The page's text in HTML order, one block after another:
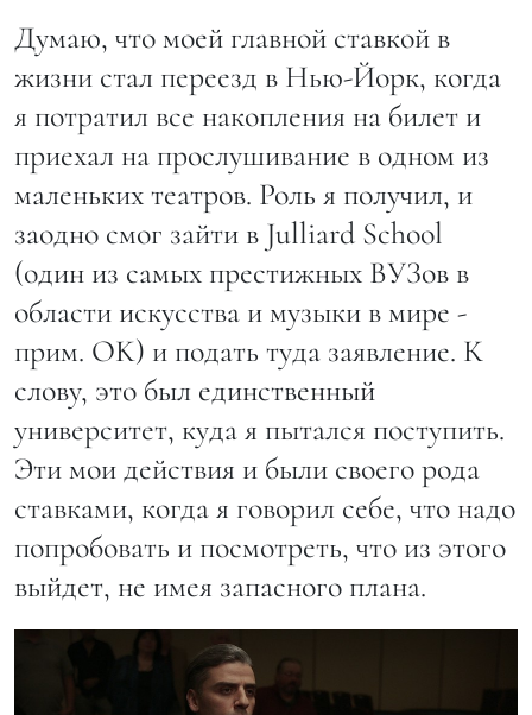
Думаю, что моей главной ставкой в
жизни стал переезд в Нью-Йорк, когда
я потратил все накопления на билет и
приехал на прослушивание в одном из
маленьких театров. Роль я получил, и
заодно смог зайти в Julliard School
(один из самых престижных ВУЗов в
области искусства и музыки в мире -
прим. OK) и подать туда заявление. К
слову, это был единственный
университет, куда я пытался поступить.
Эти мои действия и были своего рода
ставками, когда я говорил себе, что надо
попробовать и посмотреть, что из этого
выйдет, не имея запасного плана.